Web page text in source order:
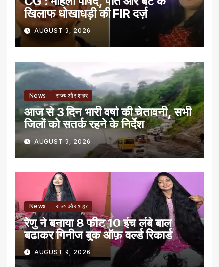
खिलाफ धोखाधड़ी की FIR दर्ज़
AUGUST 9, 2026
News राज्य और शहर
आज से 3 दिन भारी वर्षा की चेतावनी, सभी
जिलों को सतर्क रहने के निर्देश
AUGUST 9, 2026
News राज्य और शहर
रेणु ने बनाया 8 फीट 10 इंच लंबे बाल
बढाकर गिनीज बुक ऑफ़ वर्ल्ड रिकार्ड
AUGUST 9, 2026